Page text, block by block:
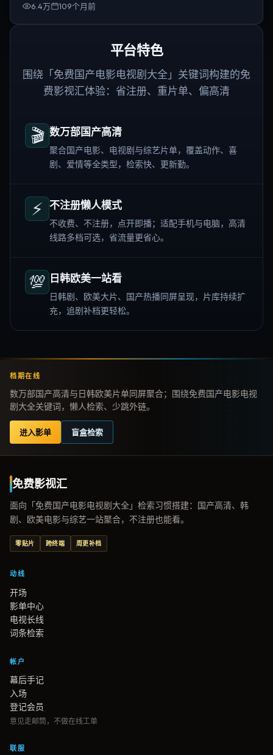
6.4万 109个月前
平台特色
围绕「免费国产电影电视剧大全」关键词构建的免
费影视汇体验：省注册、重片单、偏高清
🎬 数万部国产高清
聚合国产电影、电视剧与综艺片单，覆盖动作、喜
剧、爱情等全类型，检索快、更新勤。
⚡ 不注册懒人模式
不收费、不注册，点开即播；适配手机与电脑，高清
线路多档可选，省流量更省心。
💯 日韩欧美一站看
日韩剧、欧美大片、国产热播同屏呈现，片库持续扩
充，追剧补档更轻松。
档期在线
数万部国产高清与日韩欧美片单同屏聚合；围绕免费国产电影电视
剧大全关键词，懒人检索、少跳外链。
进入影单 盲盒检索
免费影视汇
面向「免费国产电影电视剧大全」检索习惯搭建：国产高清、韩
剧、欧美电影与综艺一站聚合，不注册也能看。
零贴片 跨终端 周更补档
动线
开场
影单中心
电视长线
词条检索
帐户
幕后手记
入场
登记会员
意见走邮筒，不做在线工单
联服